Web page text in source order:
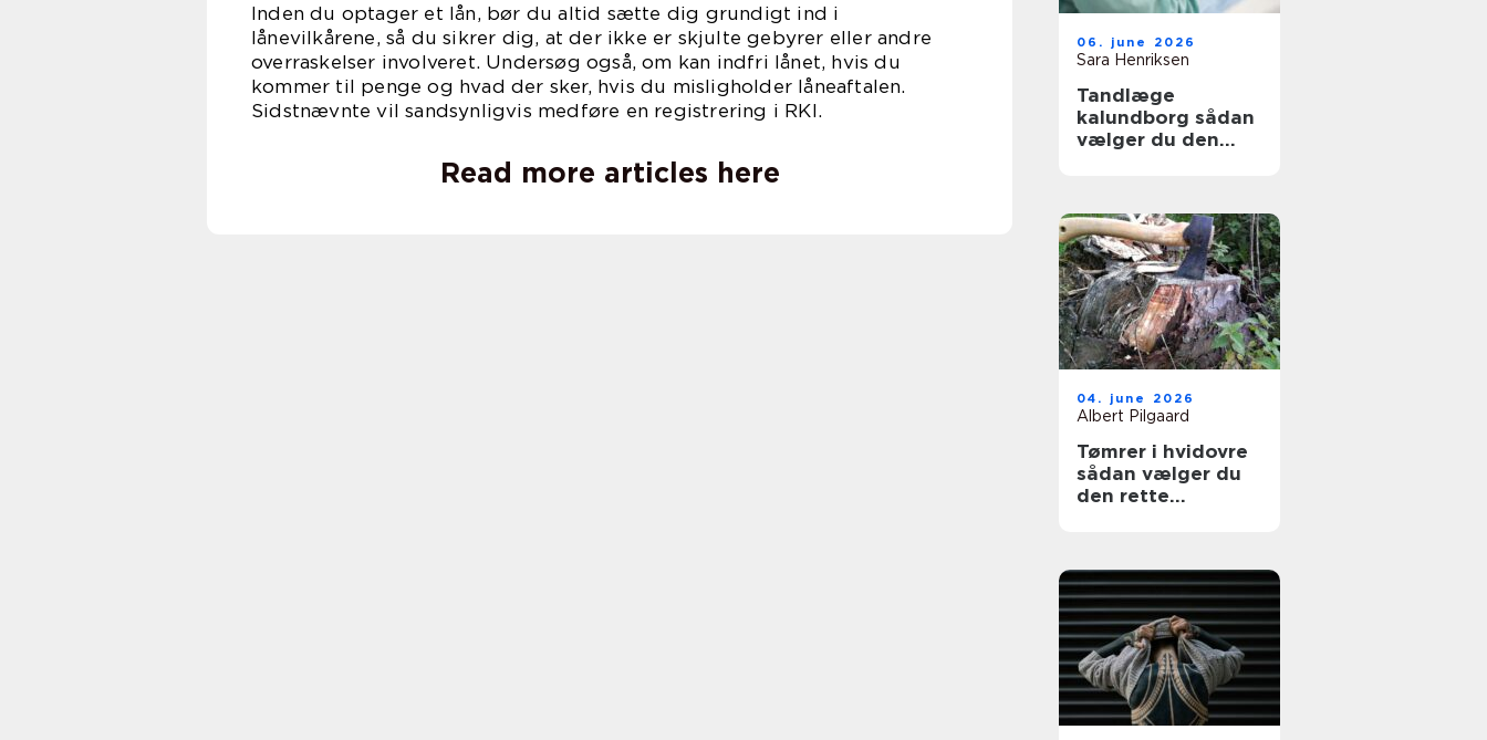
Inden du optager et lån, bør du altid sætte dig grundigt ind i
lånevilkårene, så du sikrer dig, at der ikke er skjulte gebyrer eller andre
overraskelser involveret. Undersøg også, om kan indfri lånet, hvis du
kommer til penge og hvad der sker, hvis du misligholder låneaftalen.
Sidstnævnte vil sandsynligvis medføre en registrering i RKI.
Read more articles here
06. june 2026
Sara Henriksen
Tandlæge
kalundborg sådan
vælger du den
04. june 2026
Albert Pilgaard
Tømrer i hvidovre
sådan vælger du
den rette